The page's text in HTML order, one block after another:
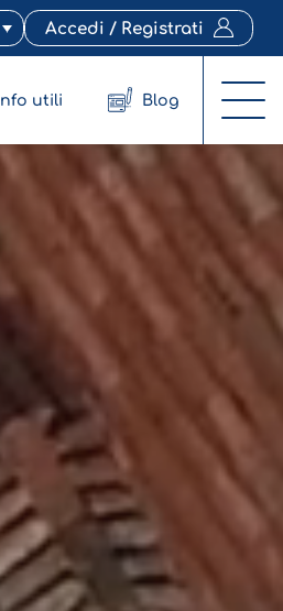
Accedi / Registrati
Info utili Blog